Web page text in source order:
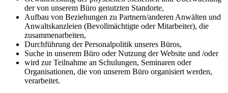
der von unserem Büro genutzten Standorte,
Aufbau von Beziehungen zu Partnern/anderen Anwälten und
Anwaltskanzleien (Bevollmächtigte oder Mitarbeiter), die
zusammenarbeiten,
Durchführung der Personalpolitik unseres Büros,
Suche in unserem Büro oder Nutzung der Website und /oder
wird zur Teilnahme an Schulungen, Seminaren oder
Organisationen, die von unserem Büro organisiert werden,
verarbeitet.